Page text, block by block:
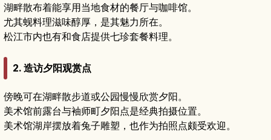
湖畔散布着能享用当地食材的餐厅与咖啡馆。
尤其蚬料理滋味醇厚，是其魅力所在。
松江市内也有和食店提供七珍套餐料理。
2. 造访夕阳观赏点
傍晚可在湖畔散步道或公园慢慢欣赏夕阳。
美术馆前露台与袖师町夕阳点是经典拍摄位置。
美术馆湖岸摆放着兔子雕塑，也作为拍照点颇受欢迎。